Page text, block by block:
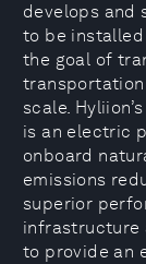
develops and
to be
the goal of
transportation
scale.
is an electric
onboard
emissions
superior
infrastructure
to provide an